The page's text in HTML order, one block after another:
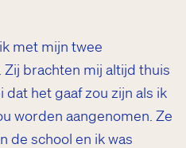
met mijn twee
brachten mij altijd thuis
dat het gaaf zou zijn als ik
worden aangenomen. Ze
de school en ik was